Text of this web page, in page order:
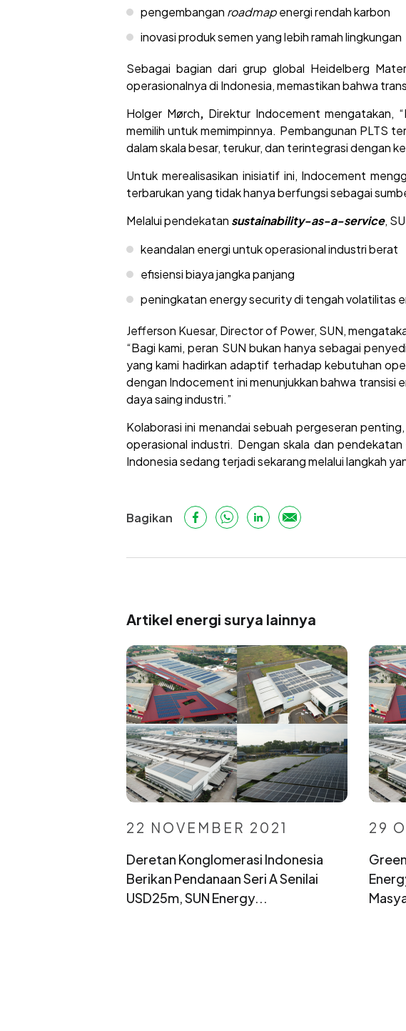
pengembangan roadmapenergi rendah karbon
inovasi produk semen yang lebih ramah lingkungan
Sebagai bagian dari grup global Heidelberg
operasionalnya di Indonesia, memastikan bahwa
Holger Mørch, Direktur Indocement mengatakan,
memilih untuk memimpinnya. Pembangunan PLTS
dalam skala besar, terukur, dan terintegrasi dengan
Untuk merealisasikan inisiatif ini, Indocement
terbarukan yang tidak hanya berfungsi sebagai
Melalui pendekatan sustainability-as-a-service,
keandalan energi untuk operasional industri berat
efisiensi biaya jangka panjang
peningkatan energy security di tengah volatilitas
Jefferson Kuesar, Director of Power, SUN,
“Bagi kami, peran SUN bukan hanya sebagai
yang kami hadirkan adaptif terhadap kebutuhan
dengan Indocement ini menunjukkan bahwa transisi
daya saing industri.”
Kolaborasi ini menandai sebuah pergeseran
operasional industri. Dengan skala dan
Indonesia sedang terjadi sekarang melalui langkah
Bagikan
Artikel energi surya lainnya
22 NOVEMBER 2021
Deretan Konglomerasi Indonesia
Berikan Pendanaan Seri A Senilai
USD25m, SUN Energy...
29